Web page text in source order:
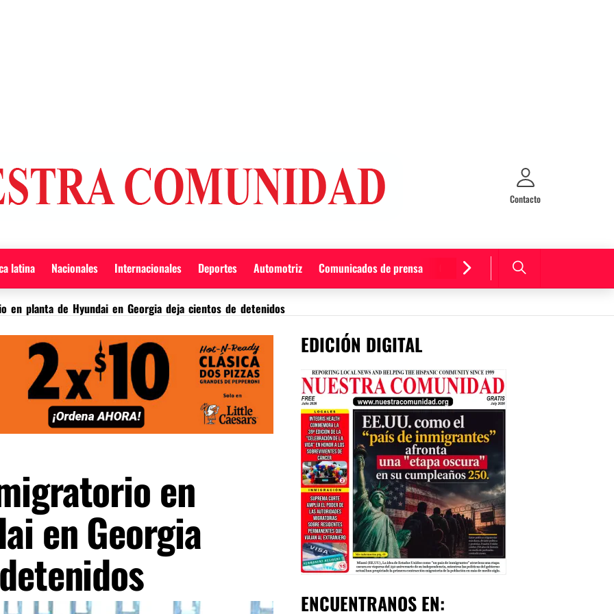
Contacto
latina Nacionales Internacionales Deportes Automotriz Comunicados de prensa Cultura y entretenimiento
en planta de Hyundai en Georgia deja cientos de detenidos
en
en Georgia
EDICIÓN DIGITAL
ENCUENTRANOS EN: